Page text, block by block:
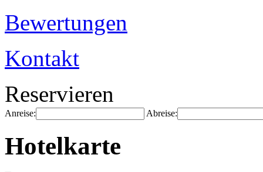
Bewertungen
Kontakt
Reservieren
Anreise: Abreise:
Hotelkarte